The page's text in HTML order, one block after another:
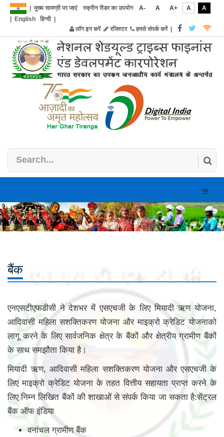
मुख्य सामग्री पर जाएं स्क्रीन रीडर का उपयोग A- A A+ A
A
English हिन्दी|
लॉग इन करें
रजिस्टर हमसे संपर्क करें|
Toggle
बैंक
एनएसटीएफडीसी ने देशभर में एसएचजी के लिए मियादी ऋण योजना,
आदिवासी महिला सशक्तिकरण योजना और माइक्रो क्रेडिट योजनाको
लागू करने के लिए सार्वजनिक क्षेत्र के बैंकों और क्षेत्रीय ग्रामीण बैंकों
के साथ समझौता किया है।
मियादी ऋण, आदिवासी महिला सशक्तिकरण योजना और एसएचजी के
लिए माइक्रो क्रेडिट योजना के तहत वित्तीय सहायता प्राप्त करने के
लिए निम्न लिखित बैंकों की शाखाओं से संपर्क किया जा सकता है:सेंट्रल
बैंक ऑफ इंडिया
वनांचल ग्रामीण बैंक